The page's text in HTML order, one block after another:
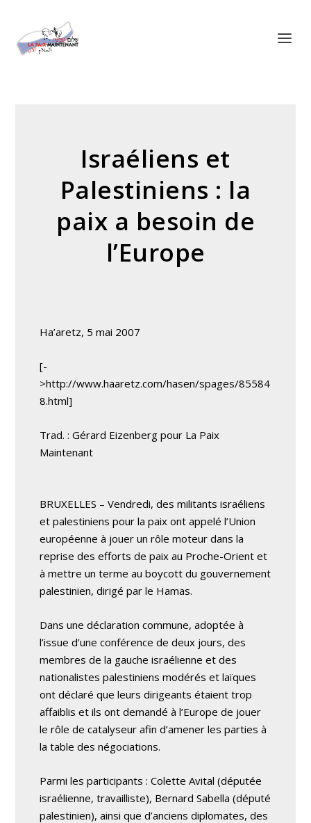
Israéliens et
Palestiniens : la
paix a besoin de
l’Europe
Ha’aretz, 5 mai 2007
[-
>http://www.haaretz.com/hasen/spages/85584
8.html]
Trad. : Gérard Eizenberg pour La Paix
Maintenant
BRUXELLES – Vendredi, des militants israéliens
et palestiniens pour la paix ont appelé l’Union
européenne à jouer un rôle moteur dans la
reprise des efforts de paix au Proche-Orient et
à mettre un terme au boycott du gouvernement
palestinien, dirigé par le Hamas.
Dans une déclaration commune, adoptée à
l’issue d’une conférence de deux jours, des
membres de la gauche israélienne et des
nationalistes palestiniens modérés et laïques
ont déclaré que leurs dirigeants étaient trop
affaiblis et ils ont demandé à l’Europe de jouer
le rôle de catalyseur afin d’amener les parties à
la table des négociations.
Parmi les participants : Colette Avital (députée
israélienne, travailliste), Bernard Sabella (député
palestinien), ainsi que d’anciens diplomates, des